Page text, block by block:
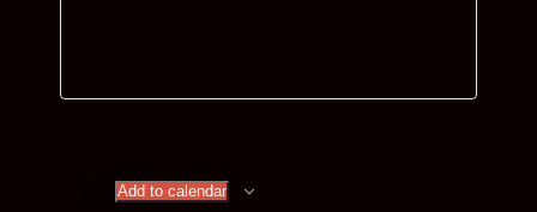
Add to calendar